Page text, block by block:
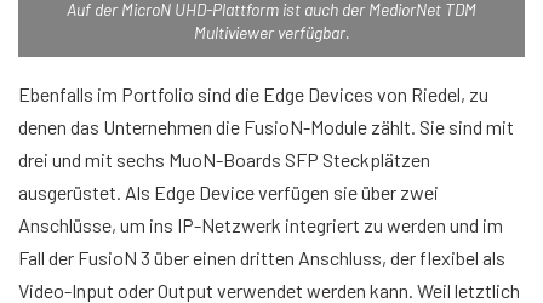
Auf der MicroN UHD-Plattform ist auch der MediorNet TDM
Multiviewer verfügbar.
Ebenfalls im Portfolio sind die Edge Devices von Riedel, zu
denen das Unternehmen die FusioN-Module zählt. Sie sind mit
drei und mit sechs MuoN-Boards SFP Steckplätzen
ausgerüstet. Als Edge Device verfügen sie über zwei
Anschlüsse, um ins IP-Netzwerk integriert zu werden und im
Fall der FusioN 3 über einen dritten Anschluss, der flexibel als
Video-Input oder Output verwendet werden kann. Weil letztlich